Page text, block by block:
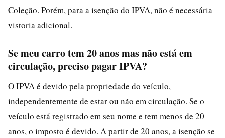
Coleção. Porém, para a isenção do IPVA, não é necessária
vistoria adicional.
Se meu carro tem 20 anos mas não está em
circulação, preciso pagar IPVA?
O IPVA é devido pela propriedade do veículo,
independentemente de estar ou não em circulação. Se o
veículo está registrado em seu nome e tem menos de 20
anos, o imposto é devido. A partir de 20 anos, a isenção se